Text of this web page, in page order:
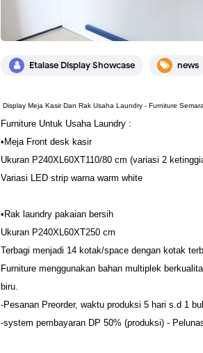
Etalase Display Showcase news
Display Meja Kasir Dan Rak Usaha Laundry - Furniture
Furniture Untuk Usaha Laundry :
•Meja Front desk kasir
Ukuran P240XL60XT110/80 cm (variasi 2
Variasi LED strip warna warm white
•Rak laundry pakaian bersih
Ukuran P240XL60XT250 cm
Terbagi menjadi 14 kotak/space dengan kotak
Furniture menggunakan bahan multiplek
biru.
-Pesanan Preorder, waktu produksi 5 hari s.d 1
-system pembayaran DP 50% (produksi) -